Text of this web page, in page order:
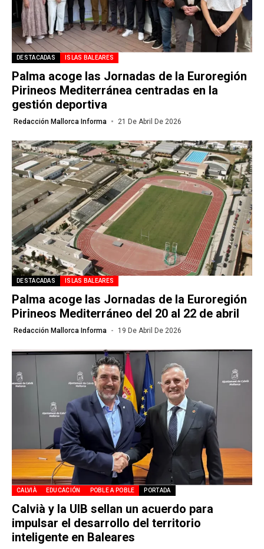
DESTACADAS ISLAS BALEARES
Palma acoge las Jornadas de la Euroregión
Pirineos Mediterránea centradas en la
gestión deportiva
Redacción Mallorca Informa 21 De Abril De 2026
DESTACADAS ISLAS BALEARES
Palma acoge las Jornadas de la Euroregión
Pirineos Mediterráneo del 20 al 22 de abril
Redacción Mallorca Informa 19 De Abril De 2026
CALVIÀ EDUCACIÓN POBLE A POBLE PORTADA
Calvià y la UIB sellan un acuerdo para
impulsar el desarrollo del territorio
inteligente en Baleares